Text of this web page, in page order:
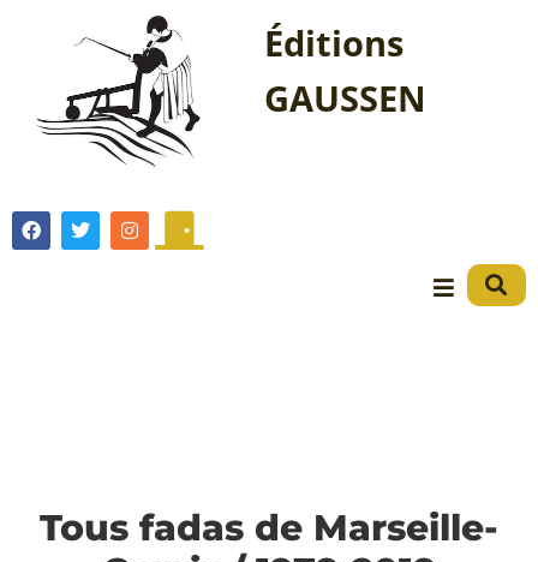
Éditions
GAUSSEN
Tous fadas de Marseille-